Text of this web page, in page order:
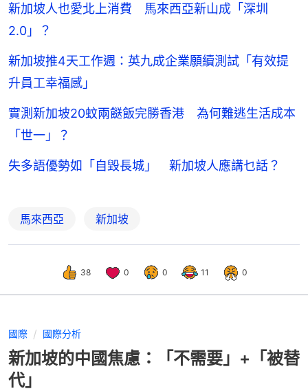
新加坡人也愛北上消費 馬來西亞新山成「深圳
2.0」？
新加坡推4天工作週：英九成企業願續測試「有效提
升員工幸福感」
實測新加坡20蚊兩餸飯完勝香港 為何難逃生活成本
「世一」？
失多語優勢如「自毀長城」 新加坡人應講乜話？
馬來西亞 新加坡
38 0 0 11 0
國際 國際分析
新加坡的中國焦慮：「不需要」+「被替
代」